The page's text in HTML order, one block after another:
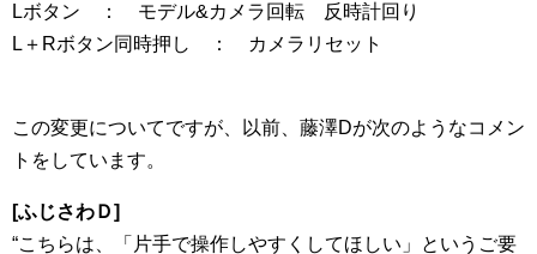
Lボタン ： モデル&カメラ回転 反時計回り
L＋Rボタン同時押し ： カメラリセット
この変更についてですが、以前、藤澤Dが次のようなコメン
トをしています。
[ふじさわＤ]
“こちらは、「片手で操作しやすくしてほしい」というご要